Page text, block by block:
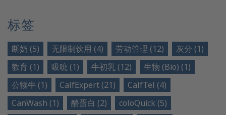
标签
断奶 (5) 无限制饮用 (4) 劳动管理 (12)
灰分 (1)
教育 (1)
吸吮 (1) 牛初乳 (12)
生物 (Bio) (1)
公犊牛 (1)
CalfExpert (21)
CalfTel (4)
CanWash (1)
酪蛋白 (2)
coloQuick (5)